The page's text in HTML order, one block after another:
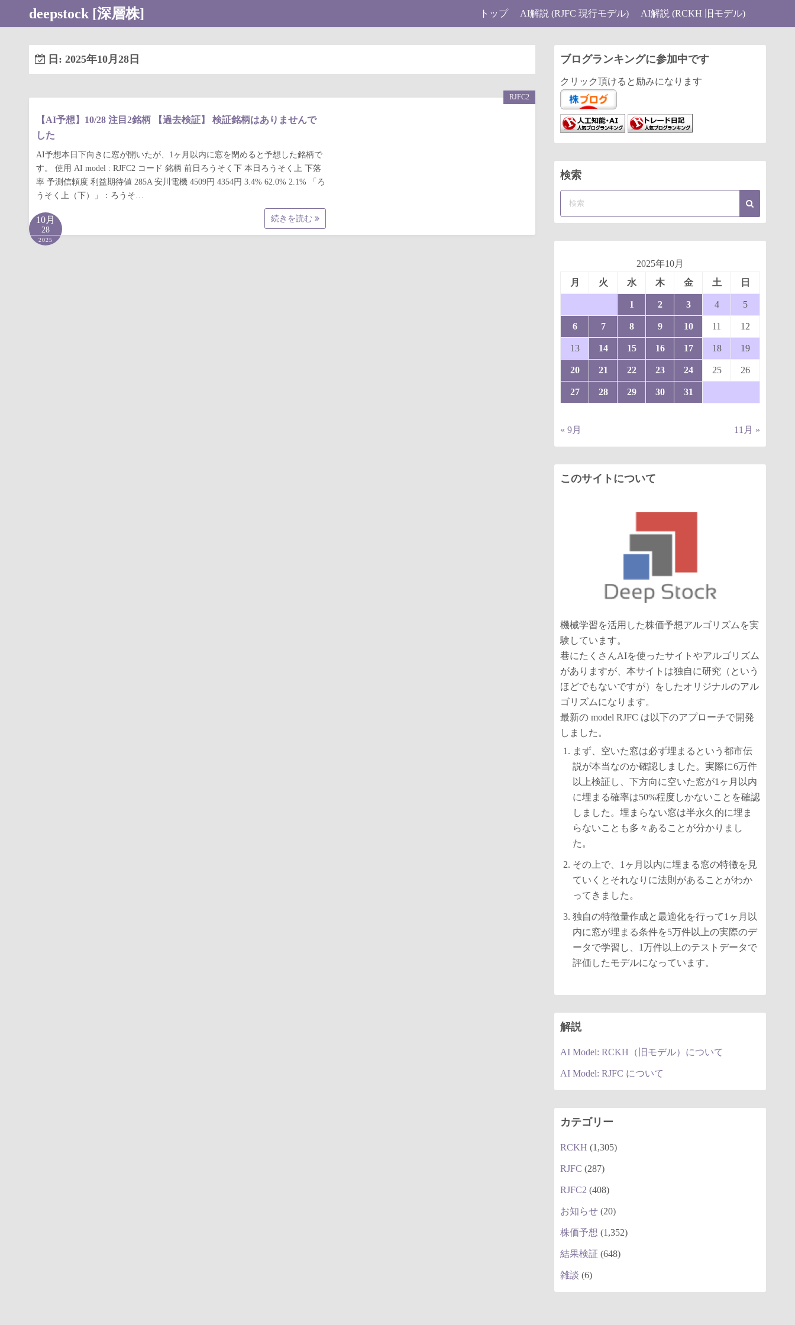
deepstock [深層株] トップ AI解説 (RJFC 現行モデル) AI解説 (RCKH 旧モデル)
日: 2025年10月28日
【AI予想】10/28 注目2銘柄 【過去検証】 検証銘柄はありませんで
した
AI予想本日下向きに窓が開いたが、1ヶ月以内に窓を閉めると予想した銘柄で
す。 使用 AI model : RJFC2 コード 銘柄 前日ろうそく下 本日ろうそく上 下落
率 予測信頼度 利益期待値 285A 安川電機 4509円 4354円 3.4% 62.0% 2.1% 「ろ
うそく上（下）」：ろうそ…
続きを読む
RJFC2
10月
28
2025
ブログランキングに参加中です
クリック頂けると励みになります
検索
2025年10月
月
火 水 木 金 土 日
1 2 3 4 5
6 7 8 9 10 11 12
13 14 15 16 17 18 19
20 21 22 23 24 25 26
27 28 29 30 31
« 9月 11月 »
このサイトについて
機械学習を活用した株価予想アルゴリズムを実
験しています。
巷にたくさんAIを使ったサイトやアルゴリズム
がありますが、本サイトは独自に研究（という
ほどでもないですが）をしたオリジナルのアル
ゴリズムになります。
最新の model RJFC は以下のアプローチで開発
しました。
まず、空いた窓は必ず埋まるという都市伝
説が本当なのか確認しました。実際に6万件
以上検証し、下方向に空いた窓が1ヶ月以内
に埋まる確率は50%程度しかないことを確認
しました。埋まらない窓は半永久的に埋ま
らないことも多々あることが分かりまし
た。
その上で、1ヶ月以内に埋まる窓の特徴を見
ていくとそれなりに法則があることがわか
ってきました。
独自の特徴量作成と最適化を行って1ヶ月以
内に窓が埋まる条件を5万件以上の実際のデ
ータで学習し、1万件以上のテストデータで
評価したモデルになっています。
解説
AI Model: RCKH（旧モデル）について
AI Model: RJFC について
カテゴリー
RCKH (1,305)
RJFC (287)
RJFC2 (408)
お知らせ (20)
株価予想 (1,352)
結果検証 (648)
雑談 (6)